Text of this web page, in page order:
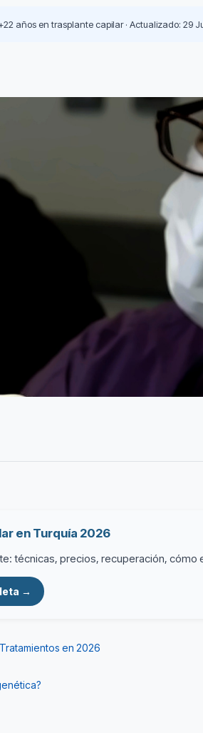
años en trasplante capilar · Actualizado: 29
en Turquía 2026
técnicas, precios, recuperación, cómo
→
en 2026